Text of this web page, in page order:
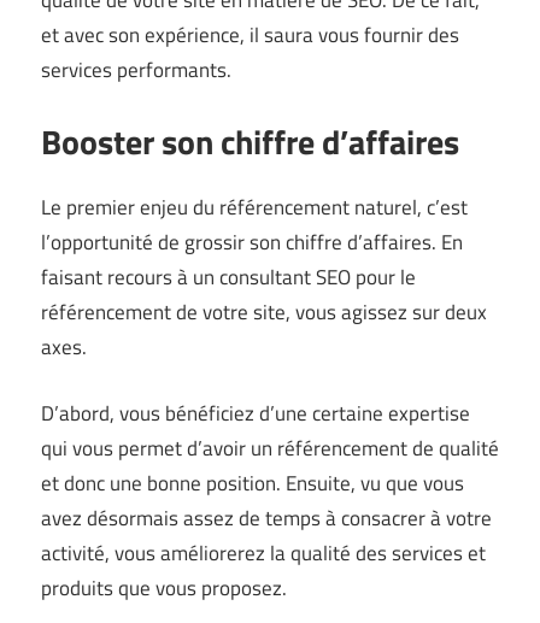
et avec son expérience, il saura vous fournir des
services performants.
Booster son chiffre d’affaires
Le premier enjeu du référencement naturel, c’est
l’opportunité de grossir son chiffre d’affaires. En
faisant recours à un consultant SEO pour le
référencement de votre site, vous agissez sur deux
axes.
D’abord, vous bénéficiez d’une certaine expertise
qui vous permet d’avoir un référencement de qualité
et donc une bonne position. Ensuite, vu que vous
avez désormais assez de temps à consacrer à votre
activité, vous améliorerez la qualité des services et
produits que vous proposez.